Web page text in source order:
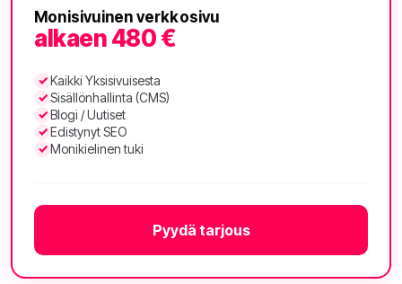
Monisivuinen verkkosivu
alkaen 480 €
Kaikki Yksisivuisesta
Sisällönhallinta (CMS)
Blogi / Uutiset
Edistynyt SEO
Monikielinen tuki
Pyydä tarjous